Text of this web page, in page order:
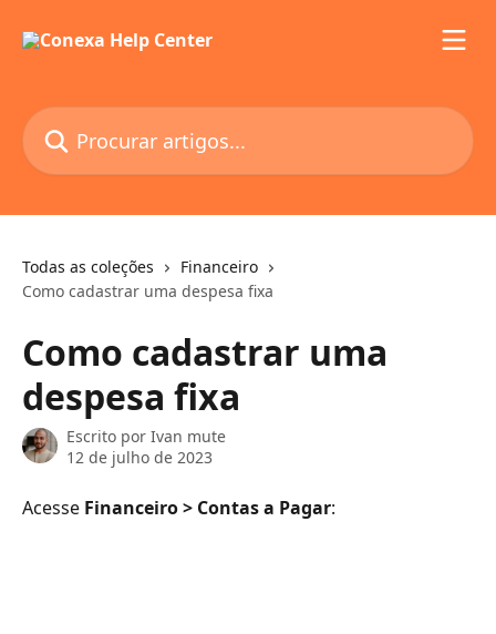
Procurar artigos...
Todas as coleções
Financeiro
Como cadastrar uma despesa fixa
Como cadastrar uma
despesa fixa
Escrito por Ivan mute
12 de julho de 2023
Acesse Financeiro > Contas a Pagar: